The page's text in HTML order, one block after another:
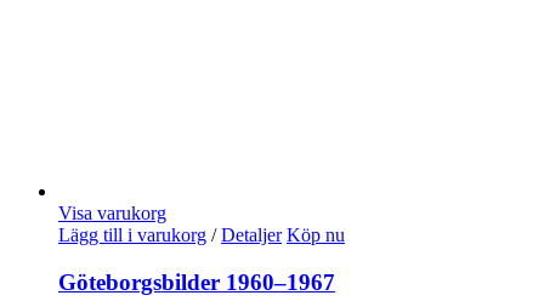
Visa varukorg
Lägg till i varukorg / Detaljer Köp nu
Göteborgsbilder 1960–1967